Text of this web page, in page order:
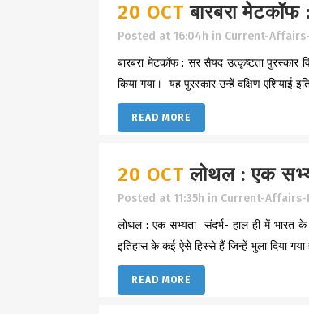
20 OCT बारबरा
Posted at 16:04h in Current-
बारबरा मेटकॉफ : सर सैयद उत्कृष्टता पुरस्कार
किया गया। यह पुरस्कार उन्हें दक्षिण एशियाई
READ MORE
20 OCT लोथल : एक
Posted at 11:35h in Current-Affairs-
लोथल : एक सभ्यता संदर्भ- हाल ही में भारत के
इतिहास के कई ऐसे हिस्से हैं जिन्हें भुला दिया
READ MORE